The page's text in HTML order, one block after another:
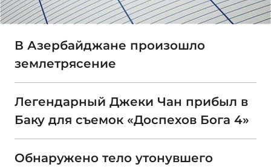
В Азербайджане произошло
землетрясение
Легендарный Джеки Чан прибыл в
Баку для съемок «Доспехов Бога 4»
Обнаружено тело утонувшего